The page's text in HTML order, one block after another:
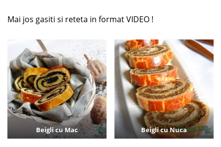
Mai jos gasiti si reteta in format VIDEO !
Beigli cu Mac Beigli cu Nuca